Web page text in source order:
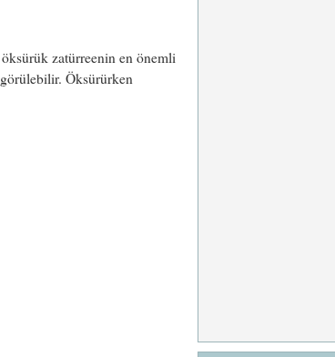
zatürreenin en önemli
görülebilir. Öksürürken